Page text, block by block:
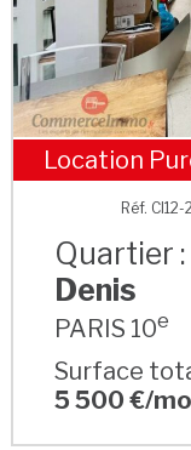
M°
Location
Réf.
Quartier :
Denis
PARIS 10e
Surface
5 500 €/